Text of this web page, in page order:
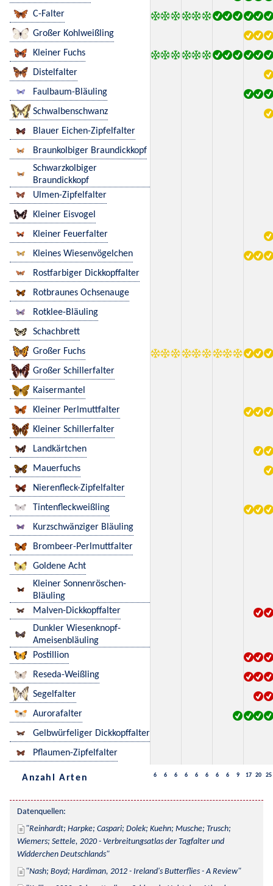
C-Falter
Großer Kohlweißling
Kleiner Fuchs
Distelfalter
Faulbaum-Bläuling
Schwalbenschwanz
Blauer Eichen-Zipfelfalter
Braunkolbiger Braundickkopf
Schwarzkolbiger
Braundickkopf
Ulmen-Zipfelfalter
Kleiner Eisvogel
Kleiner Feuerfalter
Kleines Wiesenvögelchen
Rostfarbiger Dickkopffalter
Rotbraunes Ochsenauge
Rotklee-Bläuling
Schachbrett
Großer Fuchs
Großer Schillerfalter
Kaisermantel
Kleiner Perlmuttfalter
Kleiner Schillerfalter
Landkärtchen
Mauerfuchs
Nierenfleck-Zipfelfalter
Tintenfleckweißling
Kurzschwänziger Bläuling
Brombeer-Perlmuttfalter
Goldene Acht
Kleiner Sonnenröschen-
Bläuling
Malven-Dickkopffalter
Dunkler Wiesenknopf-
Ameisenbläuling
Postillion
Reseda-Weißling
Segelfalter
Aurorafalter
Gelbwürfeliger Dickkopffalter
Pflaumen-Zipfelfalter
Anzahl Arten 6 6 6 6 6 6 6 6 9 17 20 25
Datenquellen:
Reinhardt; Harpke; Caspari; Dolek; Kuehn; Musche; Trusch;
Wiemers; Settele, 2020 - Verbreitungsatlas der Tagfalter und
Widderchen Deutschlands
Nash; Boyd; Hardiman, 2012 - Ireland's Butterflies - A Review